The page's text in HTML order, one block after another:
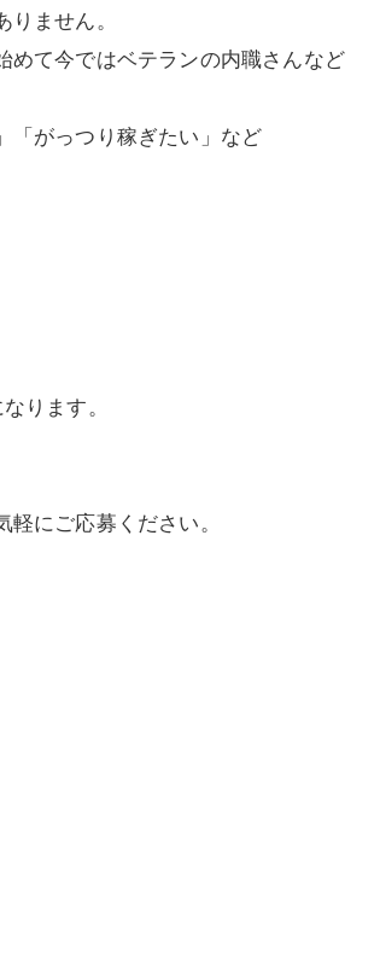
ません。
めて今ではベテランの内職さんなど
「がっつり稼ぎたい」など
ります。
にご応募ください。